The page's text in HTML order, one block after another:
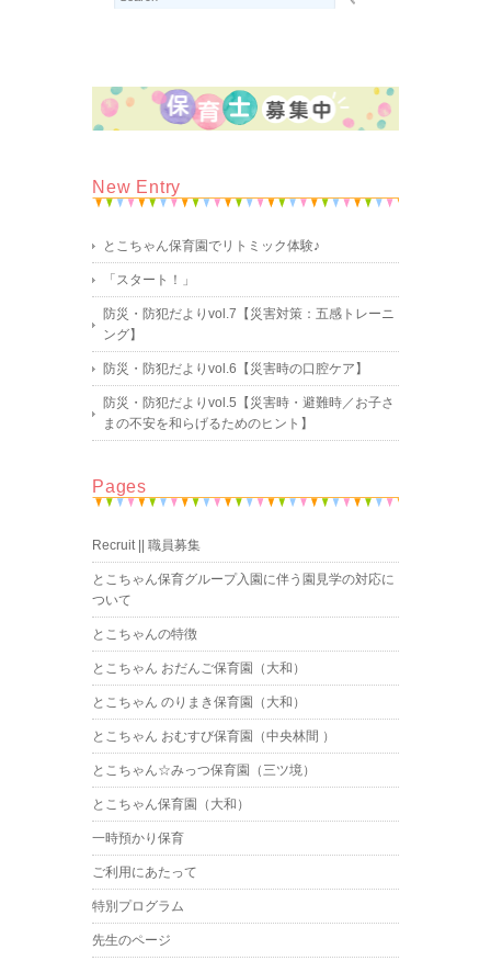
New Entry
とこちゃん保育園でリトミック体験♪
「スタート！」
防災・防犯だよりvol.7【災害対策：五感トレーニ
ング】
防災・防犯だよりvol.6【災害時の口腔ケア】
防災・防犯だよりvol.5【災害時・避難時／お子さ
まの不安を和らげるためのヒント】
Pages
Recruit || 職員募集
とこちゃん保育グループ入園に伴う園見学の対応に
ついて
とこちゃんの特徴
とこちゃん おだんご保育園（大和）
とこちゃん のりまき保育園（大和）
とこちゃん おむすび保育園（中央林間 ）
とこちゃん☆みっつ保育園（三ツ境）
とこちゃん保育園（大和）
一時預かり保育
ご利用にあたって
特別プログラム
先生のページ